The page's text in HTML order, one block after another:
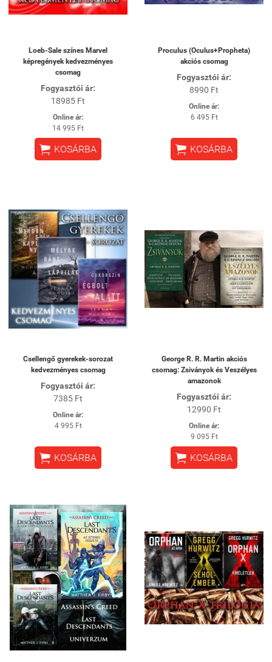
Loeb-Sale színes Marvel
képregények kedvezményes
csomag
Fogyasztói ár:
18985 Ft
Online ár:
14 995 Ft
 KOSÁRBA
Proculus (Oculus+Propheta)
akciós csomag
Fogyasztói ár:
8990 Ft
Online ár:
6 495 Ft
 KOSÁRBA
Csellengő gyerekek-sorozat
kedvezményes csomag
Fogyasztói ár:
7385 Ft
Online ár:
4 995 Ft
 KOSÁRBA
George R. R. Martin akciós
csomag: Zsiványok és Veszélyes
amazonok
Fogyasztói ár:
12990 Ft
Online ár:
9 095 Ft
 KOSÁRBA